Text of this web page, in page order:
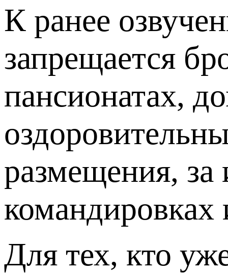
К ранее
запрещается
пансионатах,
размещения,
Для тех, кто